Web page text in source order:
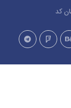
کد